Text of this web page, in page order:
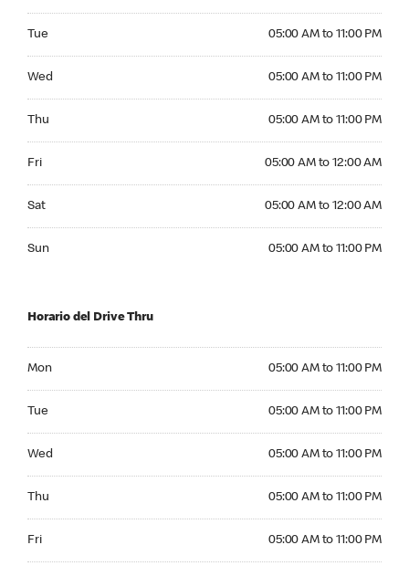
Tue 05:00 AM to 11:00 PM
Wed 05:00 AM to 11:00 PM
Thu 05:00 AM to 11:00 PM
Fri 05:00 AM to 12:00 AM
Sat 05:00 AM to 12:00 AM
Sun 05:00 AM to 11:00 PM
Horario del Drive Thru
Mon 05:00 AM to 11:00 PM
Tue 05:00 AM to 11:00 PM
Wed 05:00 AM to 11:00 PM
Thu 05:00 AM to 11:00 PM
Fri 05:00 AM to 11:00 PM